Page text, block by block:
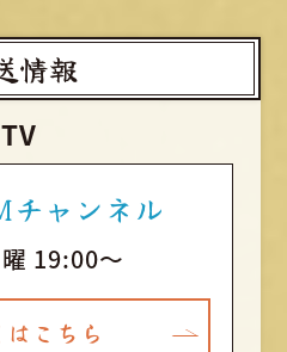
情報
TV
チャンネル
曜 19:00～
こちら